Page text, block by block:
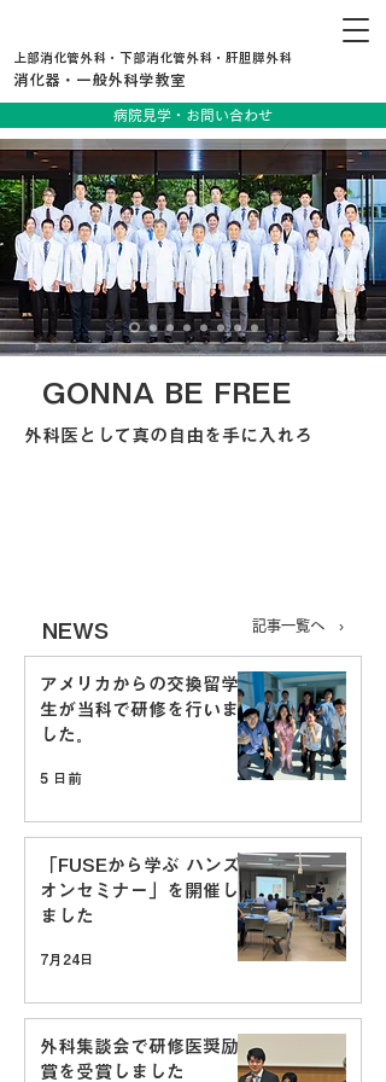
上部消化管外科・下部消化管外科・肝胆膵外科
消化器・一般外科学教室
病院見学・お問い合わせ
GONNA BE FREE
外科医として真の自由を手に入れろ
​NEWS 記事一覧へ ›
アメリカからの交換留学
生が当科で研修を行いま
した。
5 日前
「FUSEから学ぶ ハンズ
オンセミナー」を開催し
ました
7月24日
外科集談会で研修医奨励
賞を受賞しました